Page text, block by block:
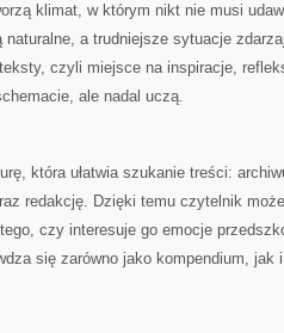
klimat, w którym nikt nie musi
naturalne, a trudniejsze sytuacje
czyli miejsce na inspiracje,
ale nadal uczą.
która ułatwia szukanie treści:
redakcję. Dzięki temu czytelnik
czy interesuje go emocje
się zarówno jako kompendium, jak